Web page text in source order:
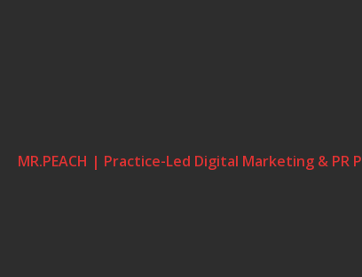
MR.PEACH | Practice-Led Digital Marketing & PR